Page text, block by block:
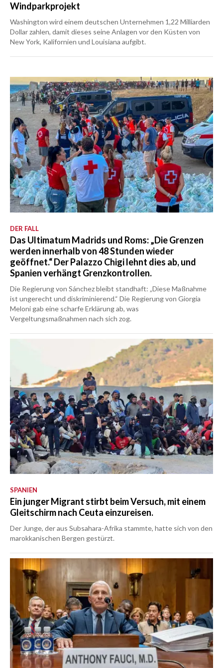
Windparkprojekt
Washington wird einem deutschen Unternehmen 1,22 Milliarden
Dollar zahlen, damit dieses seine Anlagen vor den Küsten von
New York, Kalifornien und Louisiana aufgibt.
DER FALL
Das Ultimatum Madrids und Roms: „Die Grenzen
werden innerhalb von 48 Stunden wieder
geöffnet.“ Der Palazzo Chigi lehnt dies ab, und
Spanien verhängt Grenzkontrollen.
Die Regierung von Sánchez bleibt standhaft: „Diese Maßnahme
ist ungerecht und diskriminierend.“ Die Regierung von Giorgia
Meloni gab eine scharfe Erklärung ab, was
Vergeltungsmaßnahmen nach sich zog.
SPANIEN
Ein junger Migrant stirbt beim Versuch, mit einem
Gleitschirm nach Ceuta einzureisen.
Der Junge, der aus Subsahara-Afrika stammte, hatte sich von den
marokkanischen Bergen gestürzt.